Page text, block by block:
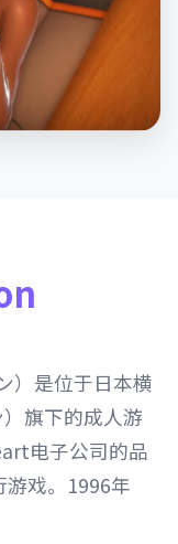
）是位于日本横
旗下的成人游
电子公司的品
戏。1996年